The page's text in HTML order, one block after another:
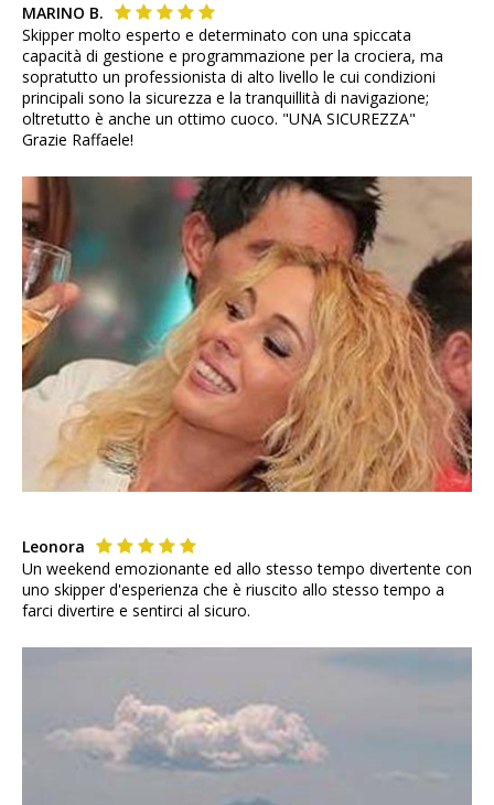
MARINO B.
Skipper molto esperto e determinato con una spiccata
capacità di gestione e programmazione per la crociera, ma
sopratutto un professionista di alto livello le cui condizioni
principali sono la sicurezza e la tranquillità di navigazione;
oltretutto è anche un ottimo cuoco. "UNA SICUREZZA"
Grazie Raffaele!
Leonora
Un weekend emozionante ed allo stesso tempo divertente con
uno skipper d'esperienza che è riuscito allo stesso tempo a
farci divertire e sentirci al sicuro.